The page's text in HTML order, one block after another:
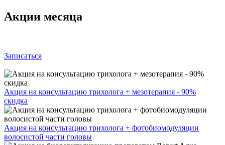
Акции месяца
Записаться
Акция на консультацию трихолога + мезотерапия - 90%
скидка
Акция на консультацию трихолога + фотобиомодуляции
волосистой части головы